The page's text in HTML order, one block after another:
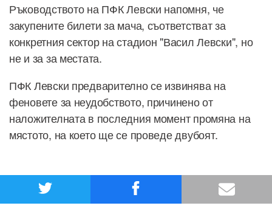
Ръководството на ПФК Левски напомня, че
закупените билети за мача, съответстват за
конкретния сектор на стадион "Васил Левски", но
не и за за местата.
ПФК Левски предварително се извинява на
феновете за неудобството, причинено от
наложителната в последния момент промяна на
мястото, на което ще се проведе двубоят.